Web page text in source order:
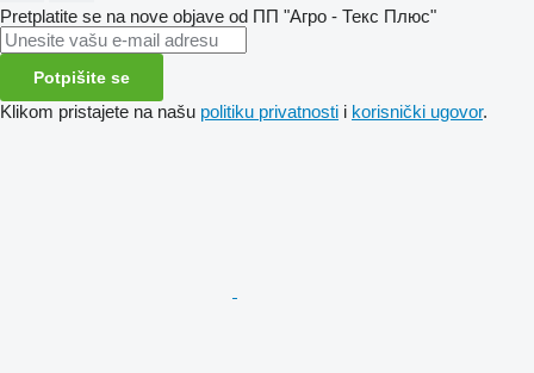
Pretplatite se na nove objave od ПП "Агро - Текс Плюс"
Potpišite se
Klikom pristajete na našu politiku privatnosti i korisnički ugovor.